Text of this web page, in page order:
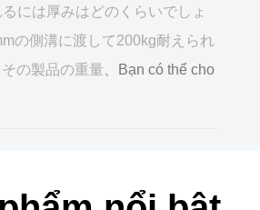
には厚みはどのくらいでしょ
の側溝に渡して200kg耐えられ
の製品の重量、Bạn có thể cho